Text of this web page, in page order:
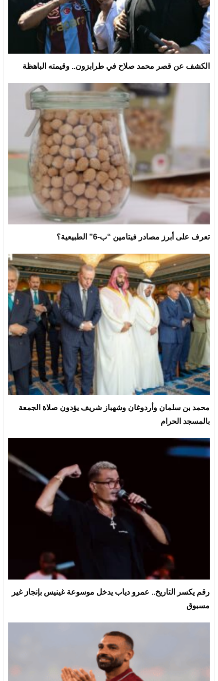
الكشف عن قصر محمد صلاح في طرابزون.. وقيمته الباهظة
تعرف على أبرز مصادر فيتامين “ب-6” الطبيعية؟
محمد بن سلمان وأردوغان وشهباز شريف يؤدون صلاة الجمعة
بالمسجد الحرام
رقم يكسر التاريخ.. عمرو دياب يدخل موسوعة غينيس بإنجاز غير
مسبوق